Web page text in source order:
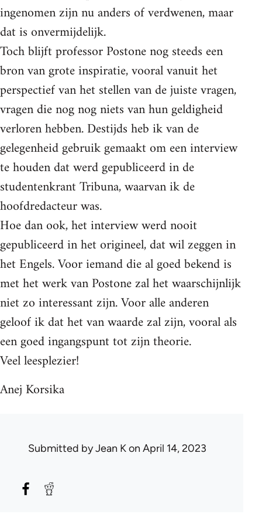
ingenomen zijn nu anders of verdwenen, maar
dat is onvermijdelijk.
Toch blijft professor Postone nog steeds een
bron van grote inspiratie, vooral vanuit het
perspectief van het stellen van de juiste vragen,
vragen die nog nog niets van hun geldigheid
verloren hebben. Destijds heb ik van de
gelegenheid gebruik gemaakt om een interview
te houden dat werd gepubliceerd in de
studentenkrant Tribuna, waarvan ik de
hoofdredacteur was.
Hoe dan ook, het interview werd nooit
gepubliceerd in het origineel, dat wil zeggen in
het Engels. Voor iemand die al goed bekend is
met het werk van Postone zal het waarschijnlijk
niet zo interessant zijn. Voor alle anderen
geloof ik dat het van waarde zal zijn, vooral als
een goed ingangspunt tot zijn theorie.
Veel leesplezier!
Anej Korsika
Submitted byJean Kon April 14, 2023